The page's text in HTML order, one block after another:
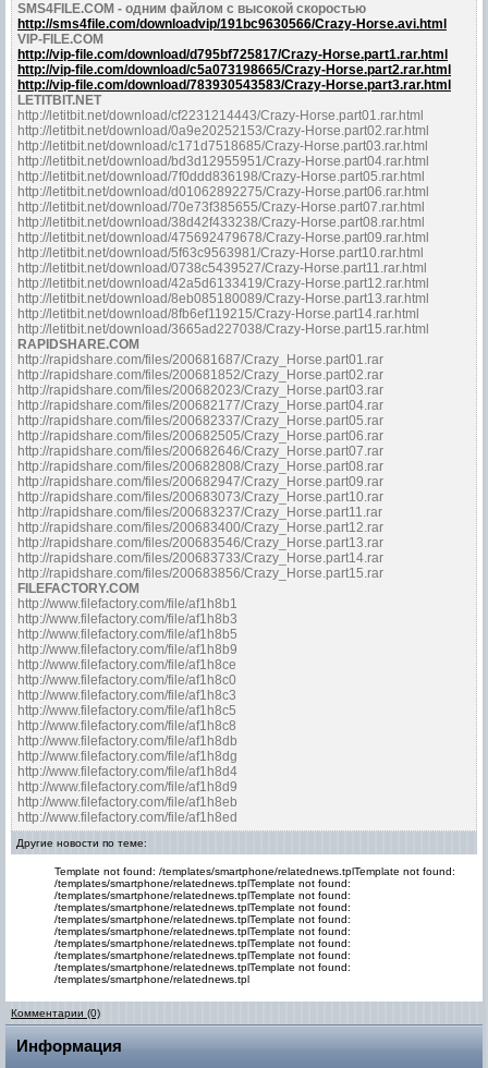
SMS4FILE.COM - одним файлом с высокой скоростью
http://sms4file.com/downloadvip/191bc9630566/Crazy-Horse.avi.html
VIP-FILE.COM
http://vip-file.com/download/d795bf725817/Crazy-Horse.part1.rar.html
http://vip-file.com/download/c5a073198665/Crazy-Horse.part2.rar.html
http://vip-file.com/download/783930543583/Crazy-Horse.part3.rar.html
LETITBIT.NET
http://letitbit.net/download/cf2231214443/Crazy-Horse.part01.rar.html
http://letitbit.net/download/0a9e20252153/Crazy-Horse.part02.rar.html
http://letitbit.net/download/c171d7518685/Crazy-Horse.part03.rar.html
http://letitbit.net/download/bd3d12955951/Crazy-Horse.part04.rar.html
http://letitbit.net/download/7f0ddd836198/Crazy-Horse.part05.rar.html
http://letitbit.net/download/d01062892275/Crazy-Horse.part06.rar.html
http://letitbit.net/download/70e73f385655/Crazy-Horse.part07.rar.html
http://letitbit.net/download/38d42f433238/Crazy-Horse.part08.rar.html
http://letitbit.net/download/475692479678/Crazy-Horse.part09.rar.html
http://letitbit.net/download/5f63c9563981/Crazy-Horse.part10.rar.html
http://letitbit.net/download/0738c5439527/Crazy-Horse.part11.rar.html
http://letitbit.net/download/42a5d6133419/Crazy-Horse.part12.rar.html
http://letitbit.net/download/8eb085180089/Crazy-Horse.part13.rar.html
http://letitbit.net/download/8fb6ef119215/Crazy-Horse.part14.rar.html
http://letitbit.net/download/3665ad227038/Crazy-Horse.part15.rar.html
RAPIDSHARE.COM
http://rapidshare.com/files/200681687/Crazy_Horse.part01.rar
http://rapidshare.com/files/200681852/Crazy_Horse.part02.rar
http://rapidshare.com/files/200682023/Crazy_Horse.part03.rar
http://rapidshare.com/files/200682177/Crazy_Horse.part04.rar
http://rapidshare.com/files/200682337/Crazy_Horse.part05.rar
http://rapidshare.com/files/200682505/Crazy_Horse.part06.rar
http://rapidshare.com/files/200682646/Crazy_Horse.part07.rar
http://rapidshare.com/files/200682808/Crazy_Horse.part08.rar
http://rapidshare.com/files/200682947/Crazy_Horse.part09.rar
http://rapidshare.com/files/200683073/Crazy_Horse.part10.rar
http://rapidshare.com/files/200683237/Crazy_Horse.part11.rar
http://rapidshare.com/files/200683400/Crazy_Horse.part12.rar
http://rapidshare.com/files/200683546/Crazy_Horse.part13.rar
http://rapidshare.com/files/200683733/Crazy_Horse.part14.rar
http://rapidshare.com/files/200683856/Crazy_Horse.part15.rar
FILEFACTORY.COM
http://www.filefactory.com/file/af1h8b1
http://www.filefactory.com/file/af1h8b3
http://www.filefactory.com/file/af1h8b5
http://www.filefactory.com/file/af1h8b9
http://www.filefactory.com/file/af1h8ce
http://www.filefactory.com/file/af1h8c0
http://www.filefactory.com/file/af1h8c3
http://www.filefactory.com/file/af1h8c5
http://www.filefactory.com/file/af1h8c8
http://www.filefactory.com/file/af1h8db
http://www.filefactory.com/file/af1h8dg
http://www.filefactory.com/file/af1h8d4
http://www.filefactory.com/file/af1h8d9
http://www.filefactory.com/file/af1h8eb
http://www.filefactory.com/file/af1h8ed
Другие новости по теме:
Template not found: /templates/smartphone/relatednews.tplTemplate not found:
/templates/smartphone/relatednews.tplTemplate not found:
/templates/smartphone/relatednews.tplTemplate not found:
/templates/smartphone/relatednews.tplTemplate not found:
/templates/smartphone/relatednews.tplTemplate not found:
/templates/smartphone/relatednews.tplTemplate not found:
/templates/smartphone/relatednews.tplTemplate not found:
/templates/smartphone/relatednews.tplTemplate not found:
/templates/smartphone/relatednews.tplTemplate not found:
/templates/smartphone/relatednews.tpl
Комментарии (0)
Информация